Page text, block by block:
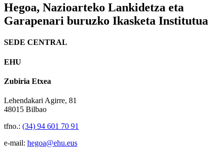
Hegoa, Nazioarteko Lankidetza eta
Garapenari buruzko Ikasketa Institutua
SEDE CENTRAL
EHU
Zubiria Etxea
Lehendakari Agirre, 81
48015 Bilbao
tfno.: (34) 94 601 70 91
e-mail: hegoa@ehu.eus